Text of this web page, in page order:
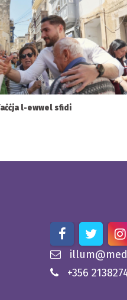
l-ewwel sfidi
+356